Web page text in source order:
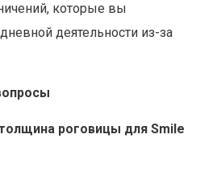
которые вы
деятельности из-за
роговицы для Smile